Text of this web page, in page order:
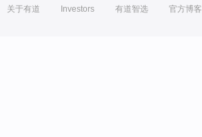
关于有道 Investors 有道智选 官方博客